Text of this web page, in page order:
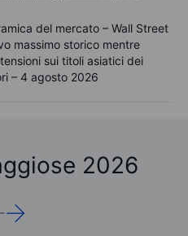
del mercato – Wall Street
massimo storico mentre
sui titoli asiatici dei
– 4 agosto 2026
2026